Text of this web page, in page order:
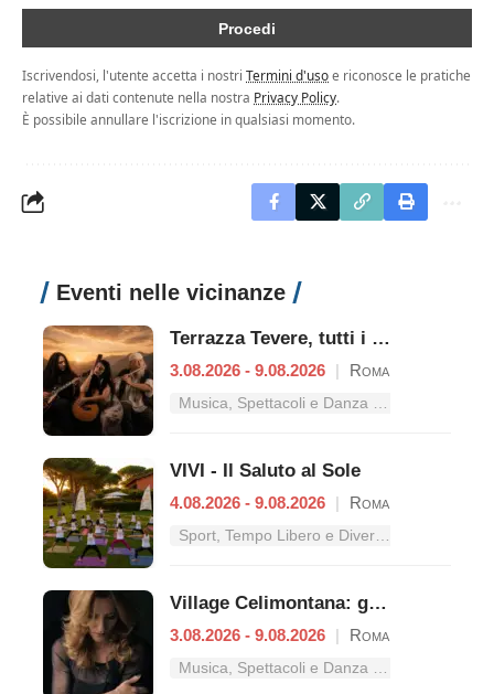
Iscrivendosi, l'utente accetta i nostri Termini d'usoe riconosce le pratiche
relative ai dati contenute nella nostra Privacy Policy.
È possibile annullare l'iscrizione in qualsiasi momento.
Eventi nelle vicinanze
Terrazza Tevere, tutti i concerti dal 3 al 9 agosto
3.08.2026 - 9.08.2026 Roma
Musica, Spettacoli e Danza nel Lazio
VIVI - Il Saluto al Sole
4.08.2026 - 9.08.2026 Roma
Sport, Tempo Libero e Divertimento nel Lazio
Village Celimontana: gli appuntamenti dal 3 al 9 agosto
3.08.2026 - 9.08.2026 Roma
Musica, Spettacoli e Danza nel Lazio